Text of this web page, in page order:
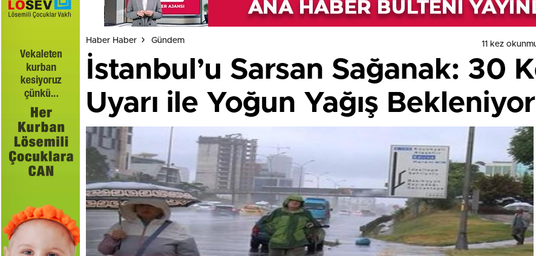
Haber Haber Gündem 11 kez
İstanbul’u Sarsan Sağanak: 30
Uyarı ile Yoğun Yağış